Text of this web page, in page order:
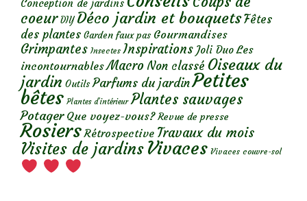
Conception de jardins
coeur DIY Déco jardin et bouquetsFêtes
des plantes Garden faux pas Gourmandises
Grimpantes Insectes Inspirations Joli Duo Les
incontournables Macro Non classé Oiseaux du
jardin Outils Parfums du jardinPetites
bêtes Plantes d’intérieur Plantes sauvages
Potager Que voyez-vous? Revue de presse
Rosiers Rétrospective Travaux du mois
Visites de jardins Vivaces Vivaces couvre-sol